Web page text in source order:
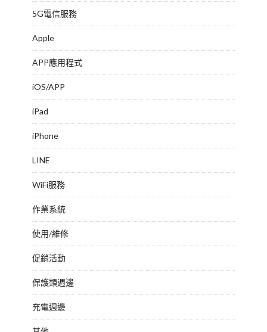
5G電信服務
Apple
APP應用程式
iOS/APP
iPad
iPhone
LINE
WiFi服務
作業系統
使用/維修
促銷活動
保護類週邊
充電週邊